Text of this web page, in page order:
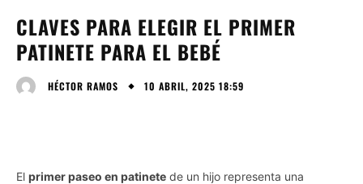
CLAVES PARA ELEGIR EL PRIMER
PATINETE PARA EL BEBÉ
HÉCTOR RAMOS 10 ABRIL, 2025 18:59
El primer paseo en patinete de un hijo representa una